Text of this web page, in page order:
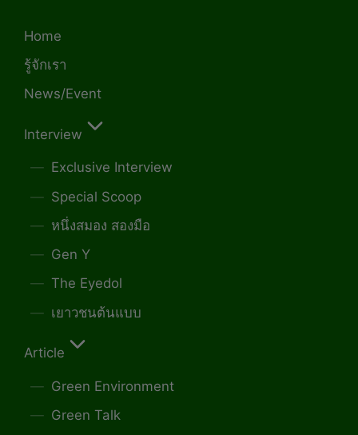
Home
รู้จักเรา
News/Event
Interview
Exclusive Interview
Special Scoop
หนึ่งสมอง สองมือ
Gen Y
The Eyedol
เยาวชนต้นแบบ
Article
Green Environment
Green Talk